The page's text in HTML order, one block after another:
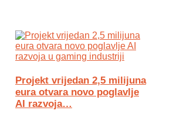
Projekt vrijedan 2,5 milijuna
eura otvara novo poglavlje
AI razvoja…